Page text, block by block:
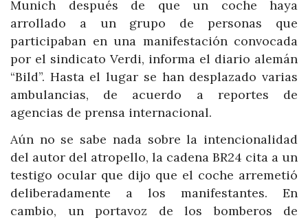
Munich después de que un coche haya
arrollado a un grupo de personas que
participaban en una manifestación convocada
por el sindicato Verdi, informa el diario alemán
“Bild”. Hasta el lugar se han desplazado varias
ambulancias, de acuerdo a reportes de
agencias de prensa internacional.
Aún no se sabe nada sobre la intencionalidad
del autor del atropello, la cadena BR24 cita a un
testigo ocular que dijo que el coche arremetió
deliberadamente a los manifestantes. En
cambio, un portavoz de los bomberos de